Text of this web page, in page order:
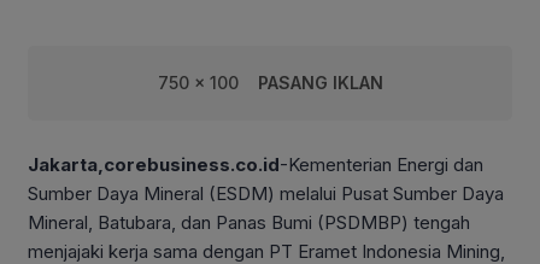
750 x 100 PASANG IKLAN
Jakarta,corebusiness.co.id-Kementerian Energi dan
Sumber Daya Mineral (ESDM) melalui Pusat Sumber Daya
Mineral, Batubara, dan Panas Bumi (PSDMBP) tengah
menjajaki kerja sama dengan PT Eramet Indonesia Mining,